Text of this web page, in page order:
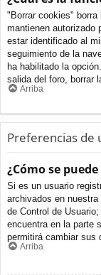
"Borrar cookies"
mantienen autorizado
estar identificado al
seguimiento de la
ha habilitado la
salida del foro, borrar
Arriba
Preferencias de
¿Cómo se
Si es un usuario
archivados en
de Control de
encuentra en la parte
permitirá cambiar sus
Arriba